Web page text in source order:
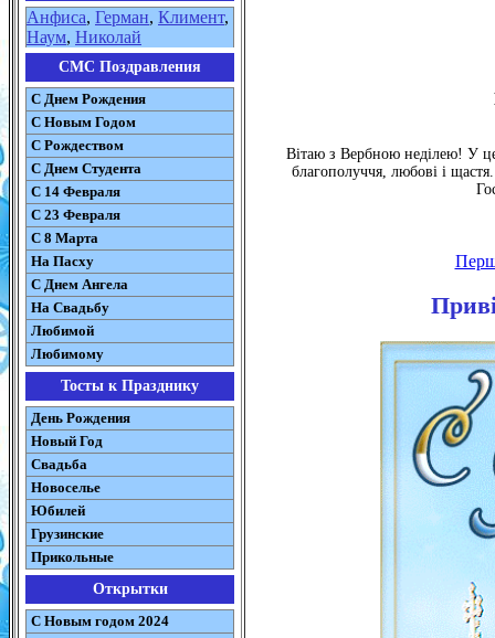
Анфиса, Герман, Климент,
Наум, Николай
СМС Поздравления
С Днем Рождения
С Новым Годом
С Рождеством
C Днем Студента
С 14 Февраля
С 23 Февраля
С 8 Марта
На Пасху
C Днем Ангела
На Свадьбу
Любимой
Любимому
Тосты к Празднику
День Рождения
Новый Год
Свадьба
Новоселье
Юбилей
Грузинские
Прикольные
Открытки
С Новым годом 2024
Вітаю з Вербною неділею! У
благополуччя, любові і